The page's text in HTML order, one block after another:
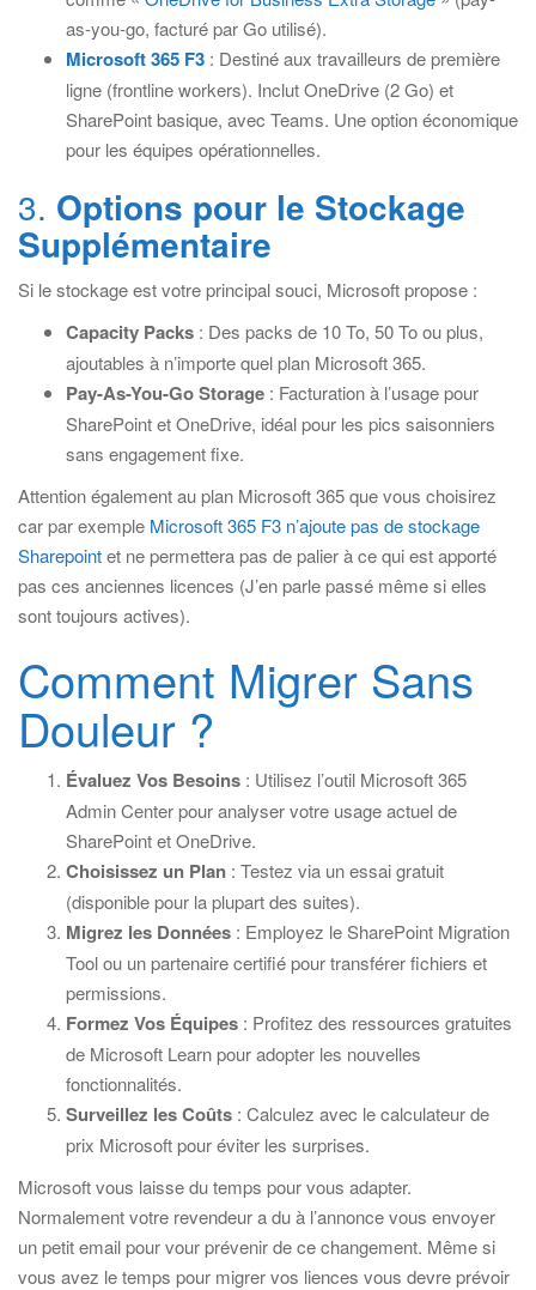
as-you-go, facturé par Go utilisé).
Microsoft 365 F3 : Destiné aux travailleurs de première
ligne (frontline workers). Inclut OneDrive (2 Go) et
SharePoint basique, avec Teams. Une option économique
pour les équipes opérationnelles.
3. Options pour le Stockage
Supplémentaire
Si le stockage est votre principal souci, Microsoft propose :
Capacity Packs : Des packs de 10 To, 50 To ou plus,
ajoutables à n’importe quel plan Microsoft 365.
Pay-As-You-Go Storage : Facturation à l’usage pour
SharePoint et OneDrive, idéal pour les pics saisonniers
sans engagement fixe.
Attention également au plan Microsoft 365 que vous choisirez
car par exemple Microsoft 365 F3 n’ajoute pas de stockage
Sharepointet ne permettera pas de palier à ce qui est apporté
pas ces anciennes licences (J’en parle passé même si elles
sont toujours actives).
Comment Migrer Sans
Douleur ?
Évaluez Vos Besoins : Utilisez l’outil Microsoft 365
Admin Center pour analyser votre usage actuel de
SharePoint et OneDrive.
Choisissez un Plan : Testez via un essai gratuit
(disponible pour la plupart des suites).
Migrez les Données : Employez le SharePoint Migration
Tool ou un partenaire certifié pour transférer fichiers et
permissions.
Formez Vos Équipes : Profitez des ressources gratuites
de Microsoft Learn pour adopter les nouvelles
fonctionnalités.
Surveillez les Coûts : Calculez avec le calculateur de
prix Microsoft pour éviter les surprises.
Microsoft vous laisse du temps pour vous adapter.
Normalement votre revendeur a du à l’annonce vous envoyer
un petit email pour vour prévenir de ce changement. Même si
vous avez le temps pour migrer vos liences vous devre prévoir